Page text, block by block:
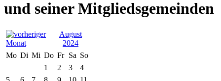
und seiner Mitgliedsgemeinden
August
2024
Mo Di Mi Do Fr Sa So
1
2 3
4